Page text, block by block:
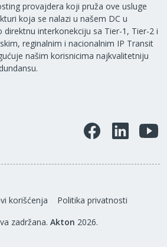
provajdera koji pruža ove usluge
koja se nalazi u našem DC u
direktnu interkonekciju sa Tier-1, Tier-2 i
reginalnim i nacionalnim IP Transit
našim korisnicima najkvalitetniju
korišćenja
Politika privatnosti
zadržana. Akton 2026.